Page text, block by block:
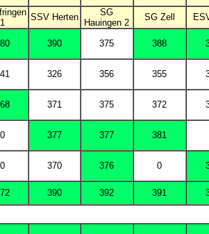
1
SSV Herten
SG
Hauingen 2
SG Zell
390 375 388
326 356 355
371 375 372
0 377 377 381
0 370 376 0
390 392 391